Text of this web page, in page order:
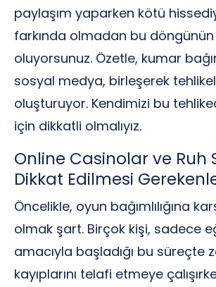
paylaşım yaparken kötü
farkında olmadan bu
oluyorsunuz. Özetle, kumar
sosyal medya, birleşerek
oluşturuyor. Kendimizi bu
için dikkatli olmalıyız.
Online Casinolar ve Ruh
Dikkat Edilmesi
Öncelikle, oyun bağımlılığına
olmak şart. Birçok kişi, sadece
amacıyla başladığı bu süreçte
kayıplarını telafi etmeye